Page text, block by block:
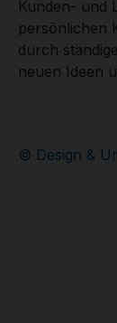
Kunden- und
persönlichen
durch
neuen Ideen
© Design &